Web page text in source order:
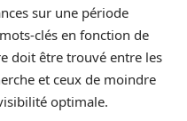
sur une période
clés en fonction de
doit être trouvé entre les
et ceux de moindre
optimale.